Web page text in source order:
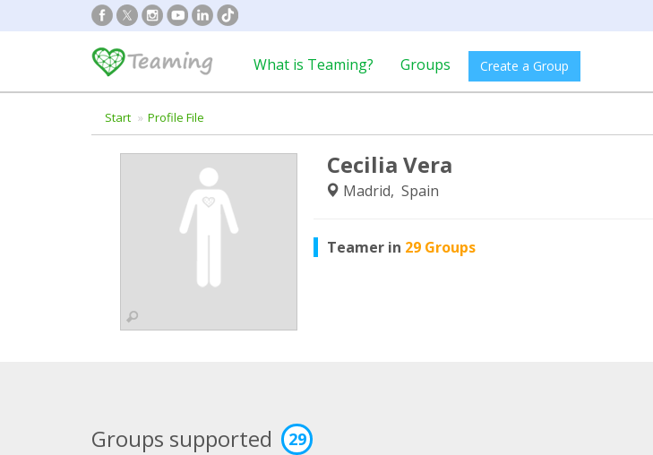
What is Teaming? Groups Create a Group
Start Profile File
Cecilia Vera
Madrid, Spain
Teamer in 29 Groups
Groups supported 29